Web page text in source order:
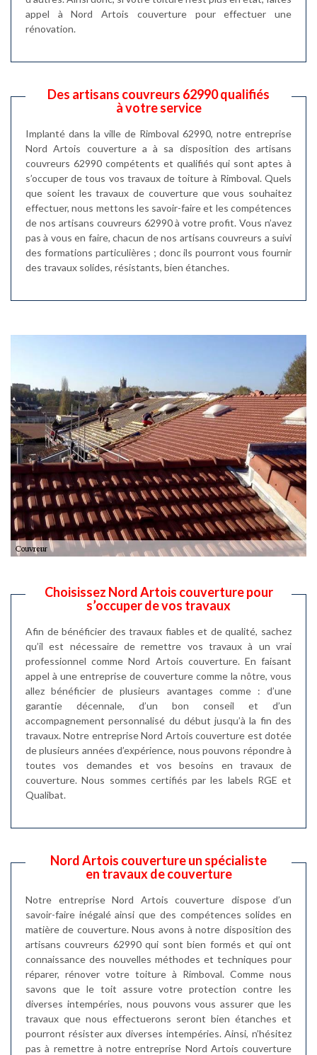
appel à Nord Artois couverture pour effectuer une
rénovation.
Des artisans couvreurs 62990 qualifiés
à votre service
Implanté dans la ville de Rimboval 62990, notre entreprise
Nord Artois couverture a à sa disposition des artisans
couvreurs 62990 compétents et qualifiés qui sont aptes à
s’occuper de tous vos travaux de toiture à Rimboval. Quels
que soient les travaux de couverture que vous souhaitez
effectuer, nous mettons les savoir-faire et les compétences
de nos artisans couvreurs 62990 à votre profit. Vous n’avez
pas à vous en faire, chacun de nos artisans couvreurs a suivi
des formations particulières ; donc ils pourront vous fournir
des travaux solides, résistants, bien étanches.
Choisissez Nord Artois couverture pour
s’occuper de vos travaux
Afin de bénéficier des travaux fiables et de qualité, sachez
qu’il est nécessaire de remettre vos travaux à un vrai
professionnel comme Nord Artois couverture. En faisant
appel à une entreprise de couverture comme la nôtre, vous
allez bénéficier de plusieurs avantages comme : d’une
garantie décennale, d’un bon conseil et d’un
accompagnement personnalisé du début jusqu’à la fin des
travaux. Notre entreprise Nord Artois couverture est dotée
de plusieurs années d’expérience, nous pouvons répondre à
toutes vos demandes et vos besoins en travaux de
couverture. Nous sommes certifiés par les labels RGE et
Qualibat.
Nord Artois couverture un spécialiste
en travaux de couverture
Notre entreprise Nord Artois couverture dispose d’un
savoir-faire inégalé ainsi que des compétences solides en
matière de couverture. Nous avons à notre disposition des
artisans couvreurs 62990 qui sont bien formés et qui ont
connaissance des nouvelles méthodes et techniques pour
réparer, rénover votre toiture à Rimboval. Comme nous
savons que le toit assure votre protection contre les
diverses intempéries, nous pouvons vous assurer que les
travaux que nous effectuerons seront bien étanches et
pourront résister aux diverses intempéries. Ainsi, n’hésitez
pas à remettre à notre entreprise Nord Artois couverture